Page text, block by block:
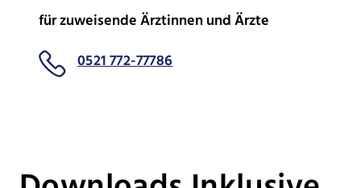
für zuweisende Ärztinnen und Ärzte
0521 772-77786